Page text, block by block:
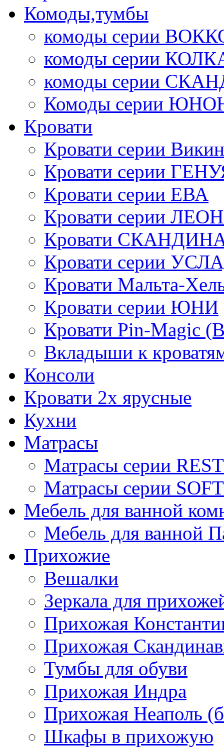
Комоды,тумбы
комоды серии
комоды серии
комоды серии
Комоды серии
Кровати
Кровати серии
Кровати серии
Кровати серии ЕВА
Кровати серии
Кровати
Кровати серии
Кровати Мальта-
Кровати серии ЮНИ
Кровати Pin-Magic
Вкладыши к
Консоли
Кровати 2х ярусные
Кухни
Матрасы
Матрасы серии REST
Матрасы серии SOFT
Мебель для ванной
Мебель для ванной
Прихожие
Вешалки
Зеркала для
Прихожая
Прихожая
Тумбы для обуви
Прихожая Индра
Прихожая Неаполь
Шкафы в прихожую